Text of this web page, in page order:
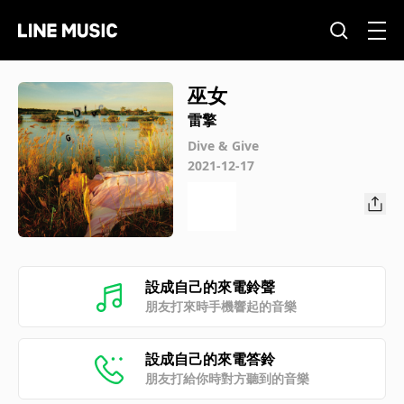
巫女
雷擎
Dive & Give
2021-12-17
設成自己的來電鈴聲
朋友打來時手機響起的音樂
設成自己的來電答鈴
朋友打給你時對方聽到的音樂